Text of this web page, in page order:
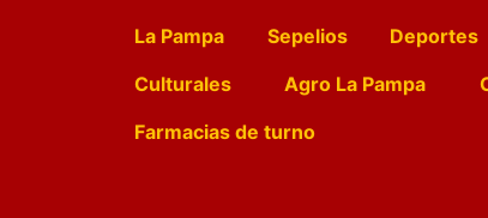
La Pampa Sepelios Deportes
Culturales
Agro La Pampa
Farmacias de turno